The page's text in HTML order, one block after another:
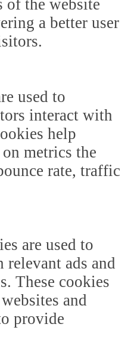
of the website
a better user
used to
interact with
help
metrics the
rate, traffic
are used to
ads and
These cookies
and
provide